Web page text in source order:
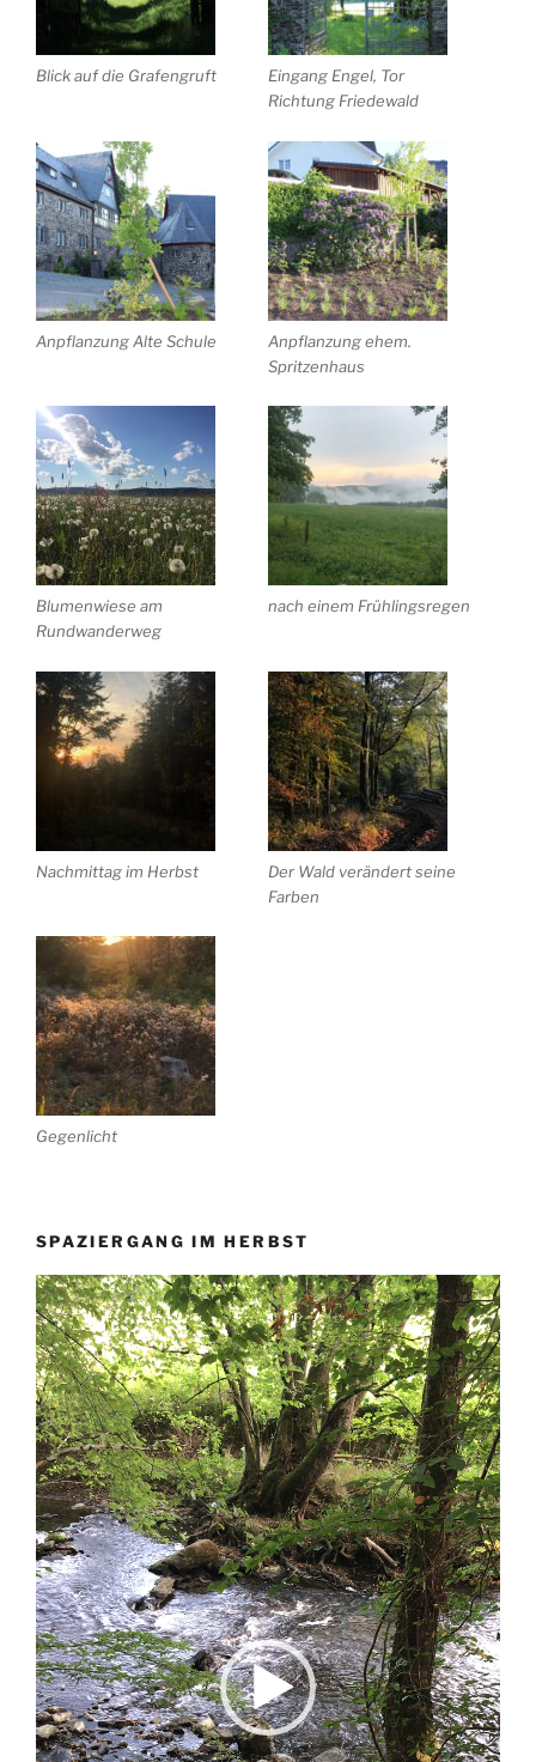
Blick auf die Grafengruft
Eingang Engel, Tor
Richtung Friedewald
Anpflanzung Alte Schule
Anpflanzung ehem.
Spritzenhaus
Blumenwiese am
Rundwanderweg
nach einem Frühlingsregen
Nachmittag im Herbst
Der Wald verändert seine
Farben
Gegenlicht
SPAZIERGANG IM HERBST
Video-
Player